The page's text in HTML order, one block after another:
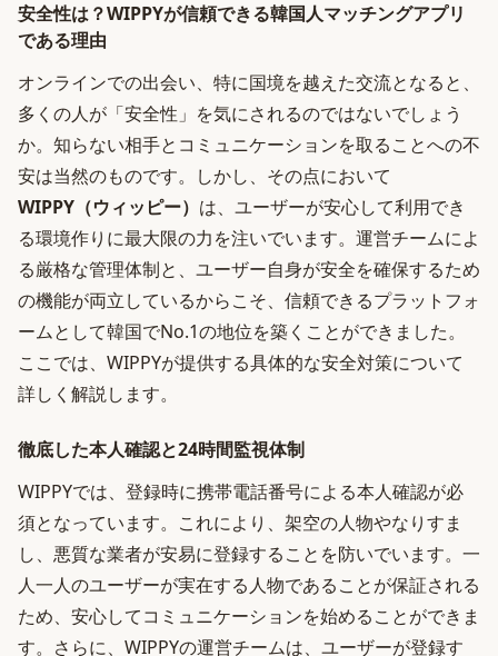
安全性は？WIPPYが信頼できる韓国人マッチングアプリ
である理由
オンラインでの出会い、特に国境を越えた交流となると、
多くの人が「安全性」を気にされるのではないでしょう
か。知らない相手とコミュニケーションを取ることへの不
安は当然のものです。しかし、その点において
WIPPY（ウィッピー） は、ユーザーが安心して利用でき
る環境作りに最大限の力を注いでいます。運営チームによ
る厳格な管理体制と、ユーザー自身が安全を確保するため
の機能が両立しているからこそ、信頼できるプラットフォ
ームとして韓国でNo.1の地位を築くことができました。
ここでは、WIPPYが提供する具体的な安全対策について
詳しく解説します。
徹底した本人確認と24時間監視体制
WIPPYでは、登録時に携帯電話番号による本人確認が必
須となっています。これにより、架空の人物やなりすま
し、悪質な業者が安易に登録することを防いでいます。一
人一人のユーザーが実在する人物であることが保証される
ため、安心してコミュニケーションを始めることができま
す。さらに、WIPPYの運営チームは、ユーザーが登録す